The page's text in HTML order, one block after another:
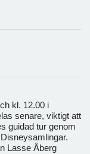
kl. 12.00 i
senare, viktigt att
guidad tur genom
Lasse Åberg